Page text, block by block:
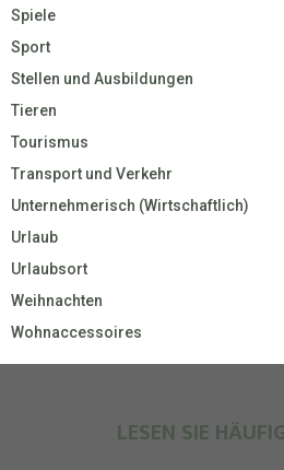
Spiele
Sport
Stellen und Ausbildungen
Tieren
Tourismus
Transport und Verkehr
Unternehmerisch (Wirtschaftlich)
Urlaub
Urlaubsort
Weihnachten
Wohnaccessoires
LESEN SIE